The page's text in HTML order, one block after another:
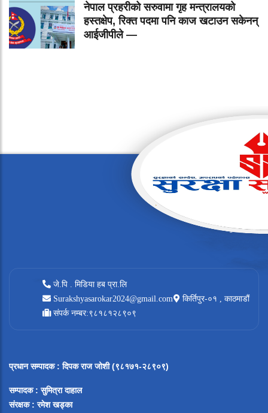
नेपाल प्रहरीको सरुवामा गृह मन्त्रालयको
हस्तक्षेप, रिक्त पदमा पनि काज खटाउन सकेनन्
आईजीपीले —
जे.पि . मिडिया हब प्रा.लि
Surakshyasarokar2024@gmail.com
किर्तिपुर-०१ , काठमाडौं
संपर्क नम्बर:९८१८१२८९०९
प्रधान सम्पादक: दिपक राज जोशी (९८१७१-२८९०९)
सम्पादक : सुमित्रा दाहाल
संरक्षक : रमेश खड्का